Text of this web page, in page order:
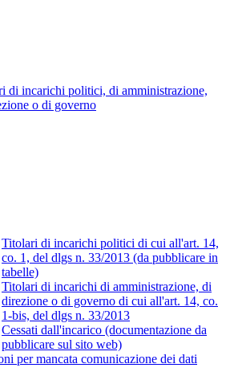
di incarichi politici, di amministrazione,
o di governo
Titolari di incarichi politici di cui all'art. 14,
co. 1, del dlgs n. 33/2013 (da pubblicare in
tabelle)
Titolari di incarichi di amministrazione, di
direzione o di governo di cui all'art. 14, co.
1-bis, del dlgs n. 33/2013
Cessati dall'incarico (documentazione da
pubblicare sul sito web)
per mancata comunicazione dei dati